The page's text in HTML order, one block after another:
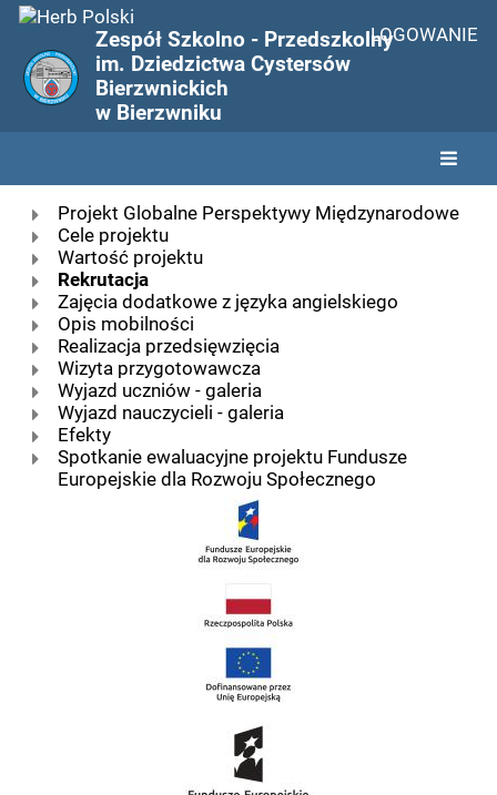
Zespół Szkolno - Przedszkolny
im. Dziedzictwa Cystersów
Bierzwnickich
w Bierzwniku
LOGOWANIE
FRSE
2025
Projekt Globalne Perspektywy Międzynarodowe
Cele projektu
Wartość projektu
Rekrutacja
Zajęcia dodatkowe z języka angielskiego
Opis mobilności
Realizacja przedsięwzięcia
Wizyta przygotowawcza
Wyjazd uczniów - galeria
Wyjazd nauczycieli - galeria
Efekty
Spotkanie ewaluacyjne projektu Fundusze
Europejskie dla Rozwoju Społecznego